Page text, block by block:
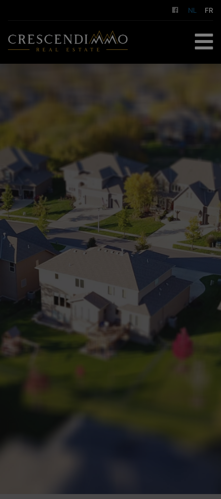
NL FR
DIENSTEN
OVER ONS
CONTACT
GRATIS SCHATTING
+32 (0) 2 660 50 50
Bruxelles Sud
Sambreville